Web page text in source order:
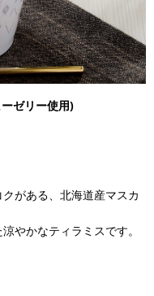
ゼリー使用)
がある、北海道産マスカ
やかなティラミスです。